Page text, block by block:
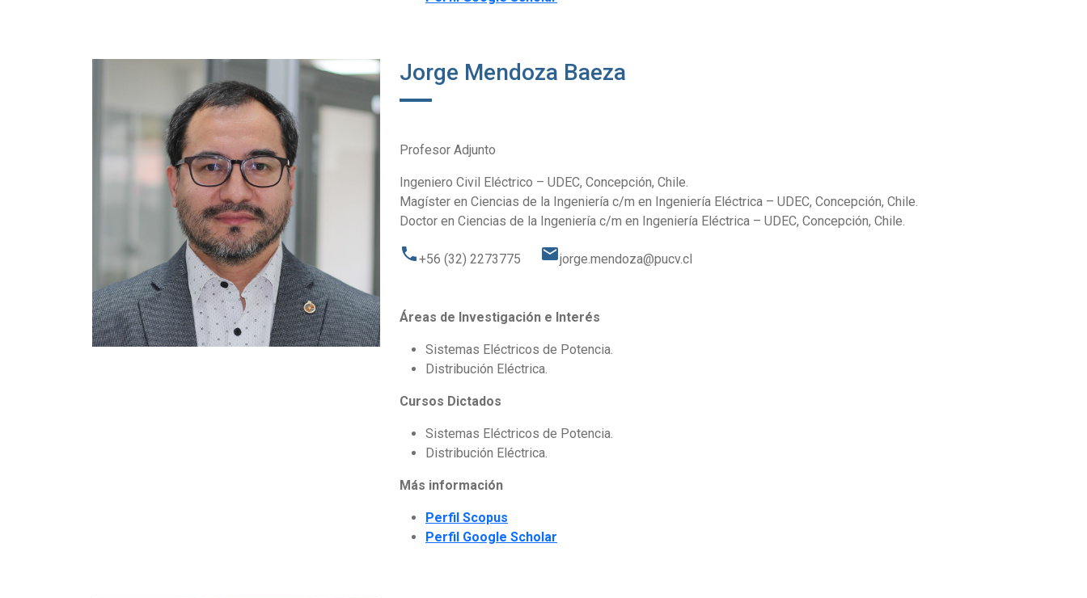
Jorge Mendoza Baeza
Profesor Adjunto
Ingeniero Civil Eléctrico – UDEC, Concepción, Chile.
Magíster en Ciencias de la Ingeniería c/m en Ingeniería Eléctrica – UDEC, Concepción, Chile.
Doctor en Ciencias de la Ingeniería c/m en Ingeniería Eléctrica – UDEC, Concepción, Chile.
phone+56 (32) 2273775 emailjorge.mendoza@pucv.cl
Áreas de Investigación e Interés
Sistemas Eléctricos de Potencia.
Distribución Eléctrica.
Cursos Dictados
Sistemas Eléctricos de Potencia.
Distribución Eléctrica.
Más información
Perfil Scopus
Perfil Google Scholar